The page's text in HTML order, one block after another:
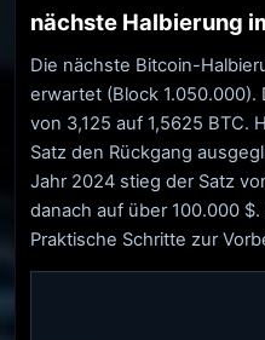
nächste Halbierung
Die nächste Bitcoin-
erwartet (Block
von 3,125 auf 1,5625 BTC.
Satz den Rückgang
Jahr 2024 stieg der Satz
danach auf über 100.000
Praktische Schritte zur